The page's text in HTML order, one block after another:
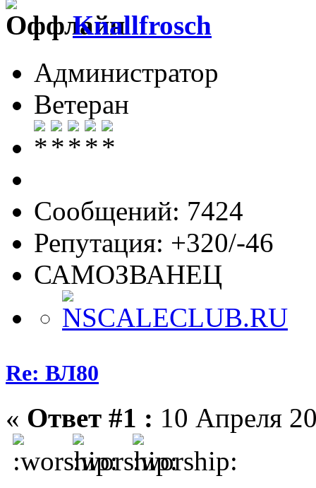
Knallfrosch
Администратор
Ветеран
Сообщений: 7424
Репутация: +320/-46
САМОЗВАНЕЦ
Re: ВЛ80
« Ответ #1 : 10 Апреля